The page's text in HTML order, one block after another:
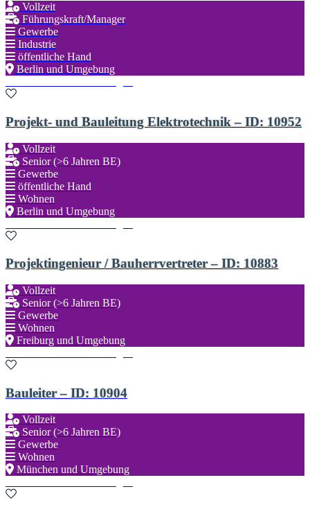
Vollzeit
Führungskraft/Manager
Gewerbe
Industrie
öffentliche Hand
Berlin und Umgebung
Projekt- und Bauleitung Elektrotechnik – ID: 10952
Vollzeit
Senior (>6 Jahren BE)
Gewerbe
öffentliche Hand
Wohnen
Berlin und Umgebung
Projektingenieur / Bauherrvertreter – ID: 10883
Vollzeit
Senior (>6 Jahren BE)
Gewerbe
Wohnen
Freiburg und Umgebung
Bauleiter – ID: 10904
Vollzeit
Senior (>6 Jahren BE)
Gewerbe
Wohnen
München und Umgebung